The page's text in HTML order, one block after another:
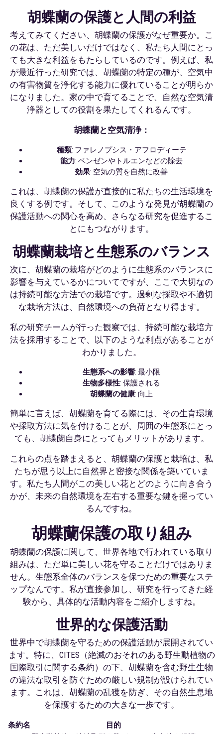
胡蝶蘭の保護と人間の利益
考えてみてください、胡蝶蘭の保護がなぜ重要か。こ
の花は、ただ美しいだけではなく、私たち人間にとっ
ても大きな利益をもたらしているのです。例えば、私
が最近行った研究では、胡蝶蘭の特定の種が、空気中
の有害物質を浄化する能力に優れていることが明らか
になりました。家の中で育てることで、自然な空気清
浄器としての役割を果たしてくれるんです。
胡蝶蘭と空気清浄：
種類: ファレノプシス・アフロディーテ
能力: ベンゼンやトルエンなどの除去
効果: 空気の質を自然に改善
これは、胡蝶蘭の保護が直接的に私たちの生活環境を
良くする例です。そして、このような発見が胡蝶蘭の
保護活動への関心を高め、さらなる研究を促進するこ
とにもつながります。
胡蝶蘭栽培と生態系のバランス
次に、胡蝶蘭の栽培がどのように生態系のバランスに
影響を与えているかについてですが、ここで大切なの
は持続可能な方法での栽培です。過剰な採取や不適切
な栽培方法は、自然環境への負荷となり得ます。
私の研究チームが行った観察では、持続可能な栽培方
法を採用することで、以下のような利点があることが
わかりました。
生態系への影響: 最小限
生物多様性: 保護される
胡蝶蘭の健康: 向上
簡単に言えば、胡蝶蘭を育てる際には、その生育環境
や採取方法に気を付けることが、周囲の生態系にとっ
ても、胡蝶蘭自身にとってもメリットがあります。
これらの点を踏まえると、胡蝶蘭の保護と栽培は、私
たちが思う以上に自然界と密接な関係を築いていま
す。私たち人間がこの美しい花とどのように向き合う
かが、未来の自然環境を左右する重要な鍵を握ってい
るんですね。
胡蝶蘭保護の取り組み
胡蝶蘭の保護に関して、世界各地で行われている取り
組みは、ただ単に美しい花を守ることだけではありま
せん。生態系全体のバランスを保つための重要なステ
ップなんです。私が直接参加し、研究を行ってきた経
験から、具体的な活動内容をご紹介しますね。
世界的な保護活動
世界中で胡蝶蘭を守るための保護活動が展開されてい
ます。特に、CITES（絶滅のおそれのある野生動植物の
国際取引に関する条約）の下、胡蝶蘭を含む野生生物
の違法な取引を防ぐための厳しい規制が設けられてい
ます。これは、胡蝶蘭の乱獲を防ぎ、その自然生息地
を保護するための大きな一歩です。
条約名
目的